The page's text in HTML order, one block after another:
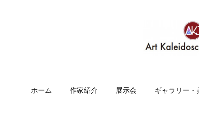
ホーム 作家紹介 展示会 ギャラリー・